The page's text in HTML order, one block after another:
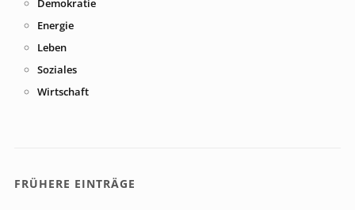
Demokratie
Energie
Leben
Soziales
Wirtschaft
FRÜHERE EINTRÄGE